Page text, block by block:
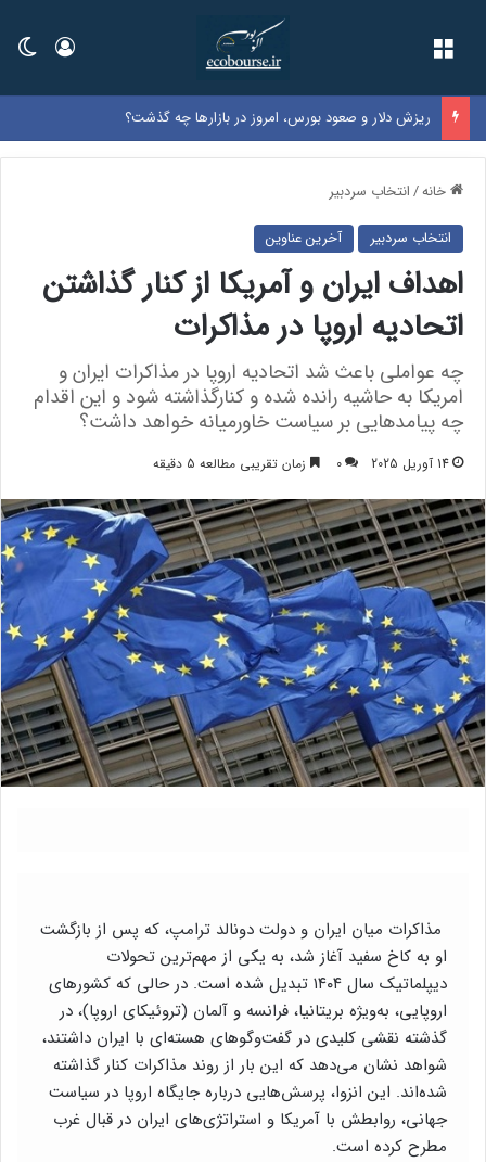
ورود
ریزش دلار و صعود بورس، امروز در بازارها چه گذشت؟
خانه/انتخاب سردبیر
انتخاب سردبیر آخرین عناوین
اهداف ایران و آمریکا از کنار گذاشتن
اتحادیه اروپا در مذاکرات
چه عواملی باعث شد اتحادیه اروپا در مذاکرات ایران و
امریکا به حاشیه رانده شده و کنارگذاشته شود و این اقدام
چه پیامدهایی بر سیاست خاورمیانه خواهد داشت؟
14 آوریل 2025 0 زمان تقریبی مطالعه 5 دقیقه
مذاکرات میان ایران و دولت دونالد ترامپ، که پس از بازگشت
او به کاخ سفید آغاز شد، به یکی از مهم‌ترین تحولات
دیپلماتیک سال ۱۴۰۴ تبدیل شده است. در حالی که کشورهای
اروپایی، به‌ویژه بریتانیا، فرانسه و آلمان (تروئیکای اروپا)، در
گذشته نقشی کلیدی در گفت‌وگوهای هسته‌ای با ایران داشتند،
شواهد نشان می‌دهد که این بار از روند مذاکرات کنار گذاشته
شده‌اند. این انزوا، پرسش‌هایی درباره جایگاه اروپا در سیاست
جهانی، روابطش با آمریکا و استراتژی‌های ایران در قبال غرب
مطرح کرده است.